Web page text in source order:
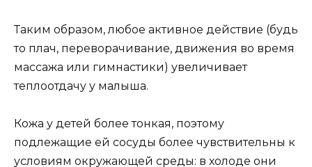
Таким образом, любое активное действие (будь
то плач, переворачивание, движения во время
массажа или гимнастики) увеличивает
теплоотдачу у малыша.
Кожа у детей более тонкая, поэтому
подлежащие ей сосуды более чувствительны к
условиям окружающей среды: в холоде они